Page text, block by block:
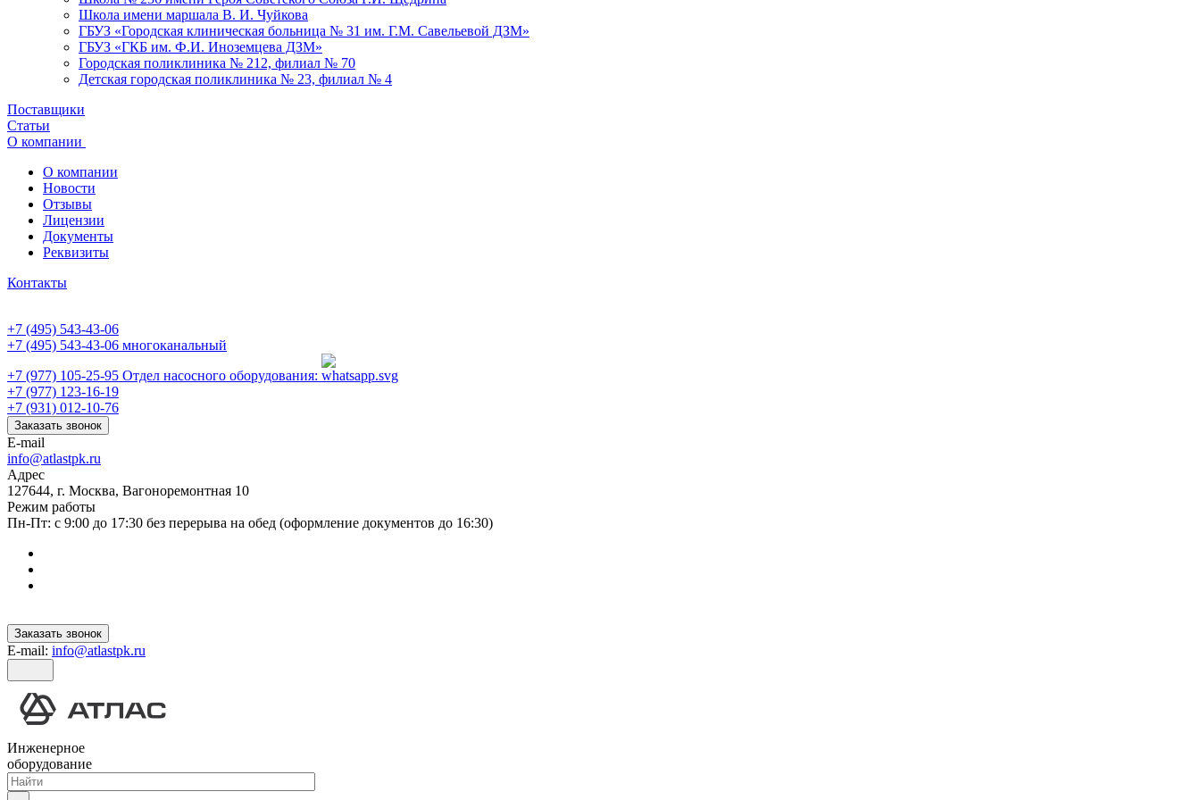
Школа имени маршала В. И. Чуйкова
ГБУЗ «Городская клиническая больница № 31 им. Г.М. Савельевой ДЗМ»
ГБУЗ «ГКБ им. Ф.И. Иноземцева ДЗМ»
Городская поликлиника № 212, филиал № 70
Детская городская поликлиника № 23, филиал № 4
Поставщики
Статьи
О компании
О компании
Новости
Отзывы
Лицензии
Документы
Реквизиты
Контакты
+7 (495) 543-43-06
+7 (495) 543-43-06 многоканальный
+7 (977) 105-25-95 Отдел насосного оборудования:
+7 (977) 123-16-19
+7 (931) 012-10-76
Заказать звонок
E-mail
info@atlastpk.ru
Адрес
127644, г. Москва, Вагоноремонтная 10
Режим работы
Пн-Пт: с 9:00 до 17:30 без перерыва на обед (оформление документов до 16:30)
Заказать звонок
E-mail: info@atlastpk.ru
Инженерное
оборудование